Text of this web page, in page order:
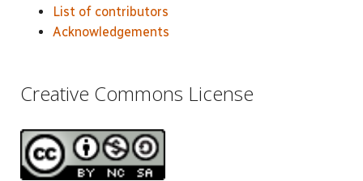
List of contributors
Acknowledgements
Creative Commons License